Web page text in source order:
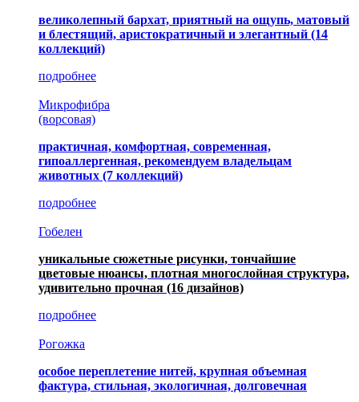
великолепный бархат, приятный на ощупь, матовый
и блестящий, аристократичный и элегантный (14
коллекций)
подробнее
Микрофибра
(ворсовая)
практичная, комфортная, современная,
гипоаллергенная, рекомендуем владельцам
животных (7 коллекций)
подробнее
Гобелен
уникальные сюжетные рисунки, тончайшие
цветовые нюансы, плотная многослойная структура,
удивительно прочная (16 дизайнов)
подробнее
Рогожка
особое переплетение нитей, крупная объемная
фактура, стильная, экологичная, долговечная